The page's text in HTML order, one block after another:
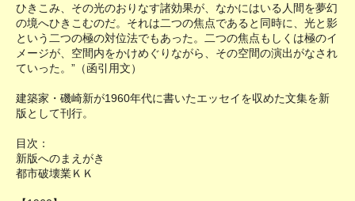
ひきこみ、その光のおりなす諸効果が、なかにはいる人間を夢幻
の境へひきこむのだ。それは二つの焦点であると同時に、光と影
という二つの極の対位法でもあった。二つの焦点もしくは極のイ
メージが、空間内をかけめぐりながら、その空間の演出がなされ
ていった。”（函引用文）
建築家・磯崎新が1960年代に書いたエッセイを収めた文集を新
版として刊行。
目次：
新版へのまえがき
都市破壊業ＫＫ